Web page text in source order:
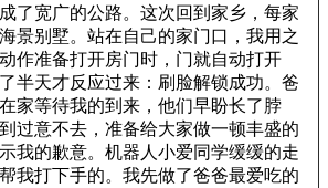
了宽广的公路。这次回到家乡，每家
景别墅。站在自己的家门口，我用之
作准备打开房门时，门就自动打开
半天才反应过来：刷脸解锁成功。爸
家等待我的到来，他们早盼长了脖
过意不去，准备给大家做一顿丰盛的
我的歉意。机器人小爱同学缓缓的走
我打下手的。我先做了爸爸最爱吃的